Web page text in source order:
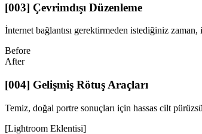
[003] Çevrimdışı Düzenleme
İnternet bağlantısı gerektirmeden istediğiniz
Before
After
[004] Gelişmiş Rötuş Araçları
Temiz, doğal portre sonuçları için hassas cilt
[Lightroom Eklentisi]